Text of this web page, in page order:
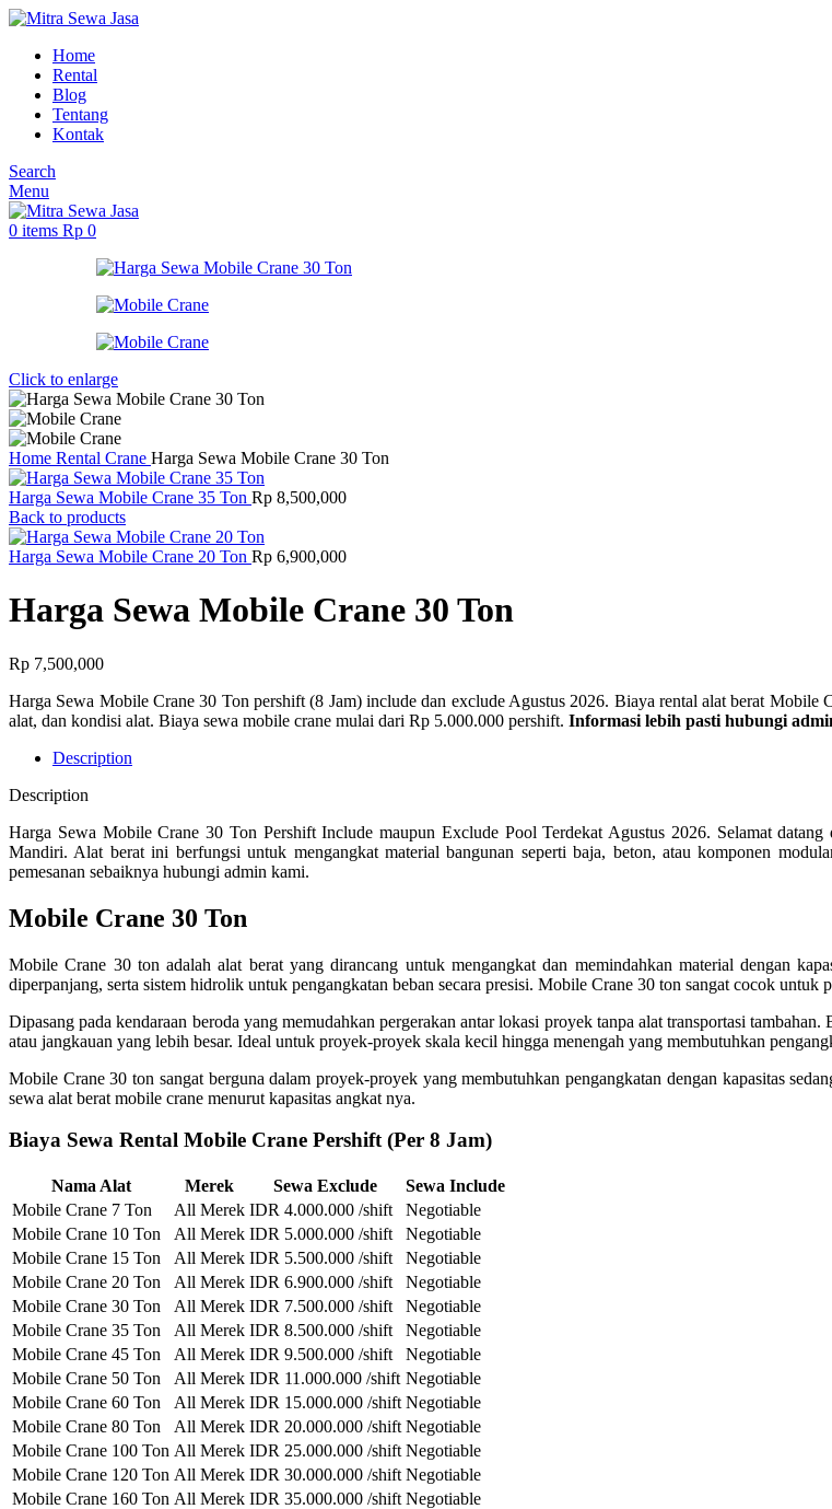
Home
Rental
Blog
Tentang
Kontak
Search
Menu
0 items Rp 0
Click to enlarge
Home Rental Crane Harga Sewa Mobile Crane 30 Ton
Harga Sewa Mobile Crane 35 Ton Rp 8,500,000
Back to products
Harga Sewa Mobile Crane 20 Ton Rp 6,900,000
Harga Sewa Mobile Crane 30 Ton
Rp 7,500,000
Harga Sewa Mobile Crane 30 Ton pershift (8 Jam) include dan exclude Agustus 2026. Biaya rental alat berat Mobile
alat, dan kondisi alat. Biaya sewa mobile crane mulai dari Rp 5.000.000 pershift. Informasi lebih pasti hubungi
Description
Description
Harga Sewa Mobile Crane 30 Ton Pershift Include maupun Exclude Pool Terdekat Agustus 2026. Selamat
Mandiri. Alat berat ini berfungsi untuk mengangkat material bangunan seperti baja, beton, atau komponen
pemesanan sebaiknya hubungi admin kami.
Mobile Crane 30 Ton
Mobile Crane 30 ton adalah alat berat yang dirancang untuk mengangkat dan memindahkan material dengan
diperpanjang, serta sistem hidrolik untuk pengangkatan beban secara presisi. Mobile Crane 30 ton sangat cocok
Dipasang pada kendaraan beroda yang memudahkan pergerakan antar lokasi proyek tanpa alat transportasi
atau jangkauan yang lebih besar. Ideal untuk proyek-proyek skala kecil hingga menengah yang membutuhkan
Mobile Crane 30 ton sangat berguna dalam proyek-proyek yang membutuhkan pengangkatan dengan kapasitas
sewa alat berat mobile crane menurut kapasitas angkat nya.
Biaya Sewa Rental Mobile Crane Pershift (Per 8 Jam)
Nama Alat Merek Sewa Exclude
Sewa Include
Mobile Crane 7 Ton
All Merek IDR 4.000.000 /shift
Negotiable
Mobile Crane 10 Ton
All Merek IDR 5.000.000 /shift
Negotiable
Mobile Crane 15 Ton
All Merek IDR 5.500.000 /shift
Negotiable
Mobile Crane 20 Ton
All Merek IDR 6.900.000 /shift
Negotiable
Mobile Crane 30 Ton
All Merek IDR 7.500.000 /shift
Negotiable
Mobile Crane 35 Ton
All Merek IDR 8.500.000 /shift
Negotiable
Mobile Crane 45 Ton
All Merek IDR 9.500.000 /shift
Negotiable
Mobile Crane 50 Ton
All Merek IDR 11.000.000 /shift Negotiable
Mobile Crane 60 Ton
All Merek IDR 15.000.000 /shift Negotiable
Mobile Crane 80 Ton
All Merek IDR 20.000.000 /shift Negotiable
Mobile Crane 100 Ton All Merek IDR 25.000.000 /shift Negotiable
Mobile Crane 120 Ton All Merek IDR 30.000.000 /shift Negotiable
Mobile Crane 160 Ton All Merek IDR 35.000.000 /shift Negotiable